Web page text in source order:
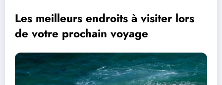
Les meilleurs endroits à visiter lors
de votre prochain voyage